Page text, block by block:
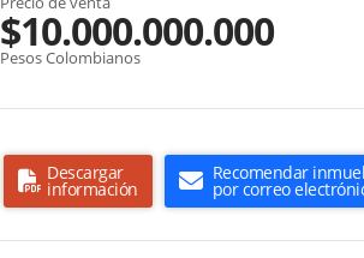
$10.000.000.000
Pesos Colombianos
Descargar
información
Recomendar
por correo